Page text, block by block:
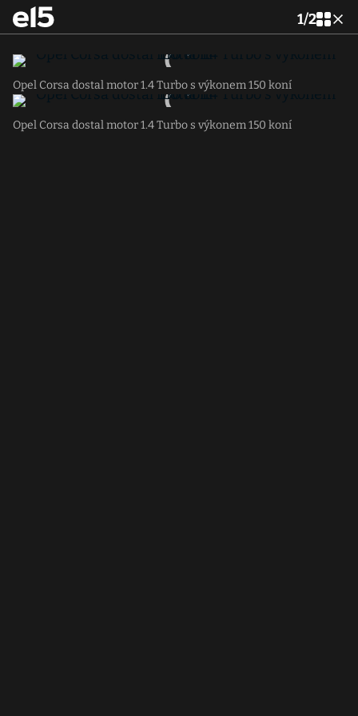
1/2
Opel Corsa dostal motor 1.4 Turbo s výkonem 150 koní
Opel Corsa dostal motor 1.4 Turbo s výkonem 150 koní